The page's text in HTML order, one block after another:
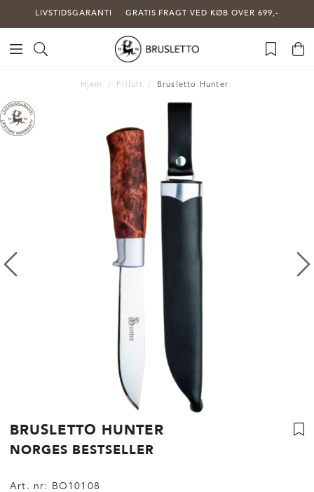
LIVSTIDSGARANTI GRATIS FRAGT VED KØB OVER 699,-
Hjem Friluft Brusletto Hunter
BRUSLETTO HUNTER
NORGES BESTSELLER
Art. nr: BO10108